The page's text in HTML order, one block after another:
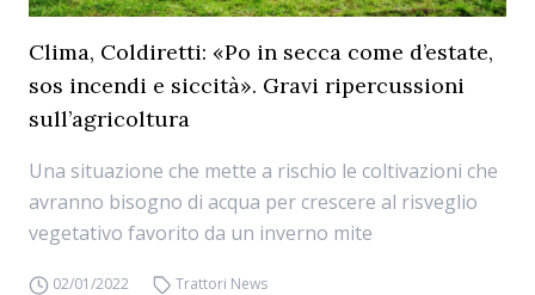
Clima, Coldiretti: «Po in secca come d’estate,
sos incendi e siccità». Gravi ripercussioni
sull’agricoltura
Una situazione che mette a rischio le coltivazioni che
avranno bisogno di acqua per crescere al risveglio
vegetativo favorito da un inverno mite
02/01/2022 Trattori News